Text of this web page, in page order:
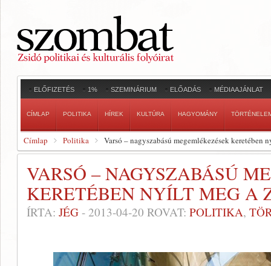
ELŐFIZETÉS 1% SZEMINÁRIUM ELŐADÁS MÉDIAAJÁNLAT
CÍMLAP POLITIKA HÍREK KULTÚRA HAGYOMÁNY
Címlap Politika Varsó – nagyszabású megemlékezések keretében
VARSÓ – NAGYSZABÁSÚ
KERETÉBEN NYÍLT MEG A
ÍRTA: JÉG - 2013-04-20 ROVAT: POLITIKA,